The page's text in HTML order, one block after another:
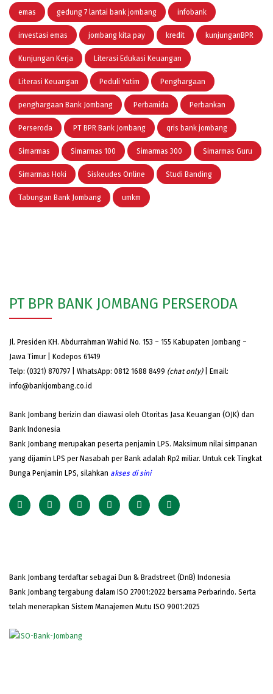
emas gedung 7 lantai bank jombang infobank
investasi emas jombang kita pay kredit kunjunganBPR
Kunjungan Kerja Literasi Edukasi Keuangan
Literasi Keuangan Peduli Yatim Penghargaan
penghargaan Bank Jombang Perbamida Perbankan
Perseroda PT BPR Bank Jombang qris bank jombang
Simarmas Simarmas 100 Simarmas 300 Simarmas Guru
Simarmas Hoki Siskeudes Online Studi Banding
Tabungan Bank Jombang umkm
PT BPR BANK JOMBANG PERSERODA
Jl. Presiden KH. Abdurrahman Wahid No. 153 – 155 Kabupaten Jombang –
Jawa Timur | Kodepos 61419
Telp: (0321) 870797 | WhatsApp: 0812 1688 8499 (chat only)| Email:
info@bankjombang.co.id
Bank Jombang berizin dan diawasi oleh Otoritas Jasa Keuangan (OJK) dan
Bank Indonesia
Bank Jombang merupakan peserta penjamin LPS. Maksimum nilai simpanan
yang dijamin LPS per Nasabah per Bank adalah Rp2 miliar. Untuk cek Tingkat
Bunga Penjamin LPS, silahkan akses di sini
Bank Jombang terdaftar sebagai Dun & Bradstreet (DnB) Indonesia
Bank Jombang tergabung dalam ISO 27001:2022 bersama Perbarindo. Serta
telah menerapkan Sistem Manajemen Mutu ISO 9001:2025